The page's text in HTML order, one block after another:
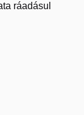
ráadásul